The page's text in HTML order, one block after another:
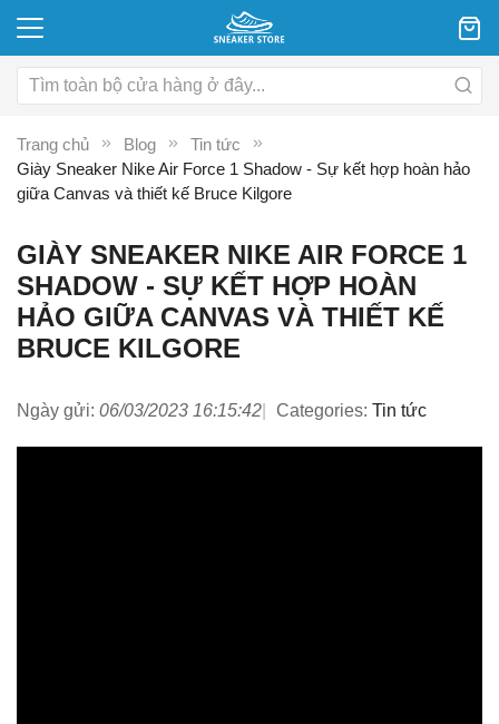
Trang chủ Blog
Tin tức
Giày Sneaker Nike Air Force 1 Shadow - Sự kết hợp hoàn hảo
giữa Canvas và thiết kế Bruce Kilgore
GIÀY SNEAKER NIKE AIR FORCE 1
SHADOW - SỰ KẾT HỢP HOÀN
HẢO GIỮA CANVAS VÀ THIẾT KẾ
BRUCE KILGORE
Ngày gửi: 06/03/2023 16:15:42 Categories: Tin tức